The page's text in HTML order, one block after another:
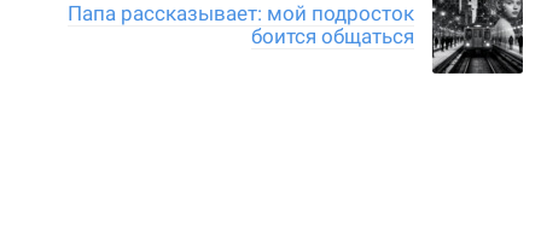
Папа рассказывает: мой подросток
боится общаться